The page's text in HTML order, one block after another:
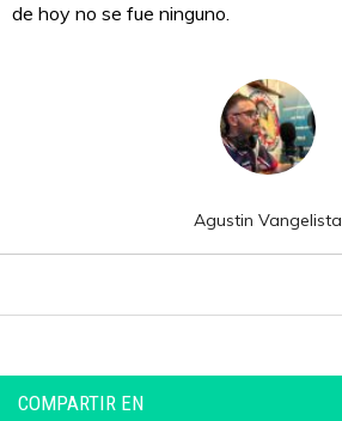
de hoy no se fue ninguno.
Agustin Vangelista
COMPARTIR EN